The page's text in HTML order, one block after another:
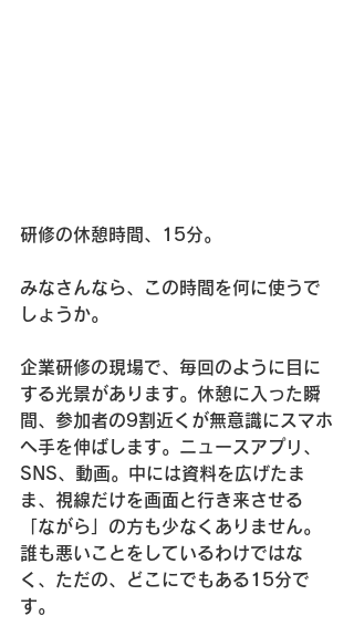
研修の休憩時間、15分。
みなさんなら、この時間を何に使うで
しょうか。
企業研修の現場で、毎回のように目に
する光景があります。休憩に入った瞬
間、参加者の9割近くが無意識にスマホ
へ手を伸ばします。ニュースアプリ、
SNS、動画。中には資料を広げたま
ま、視線だけを画面と行き来させる
「ながら」の方も少なくありません。
誰も悪いことをしているわけではな
く、ただの、どこにでもある15分で
す。